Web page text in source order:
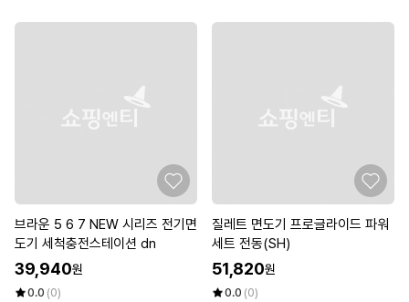
브라운 5 6 7 NEW 시리즈 전기면
도기 세척충전스테이션 dn
39,940원
0.0 (0)
질레트 면도기 프로글라이드 파워
세트 전동(SH)
51,820원
0.0 (0)